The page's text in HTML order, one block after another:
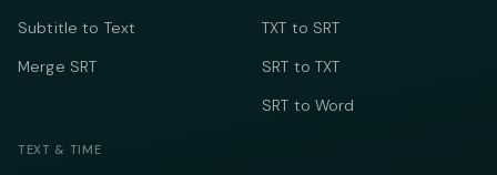
Subtitle to Text
Merge SRT
TXT to SRT
SRT to TXT
SRT to Word
TEXT & TIME